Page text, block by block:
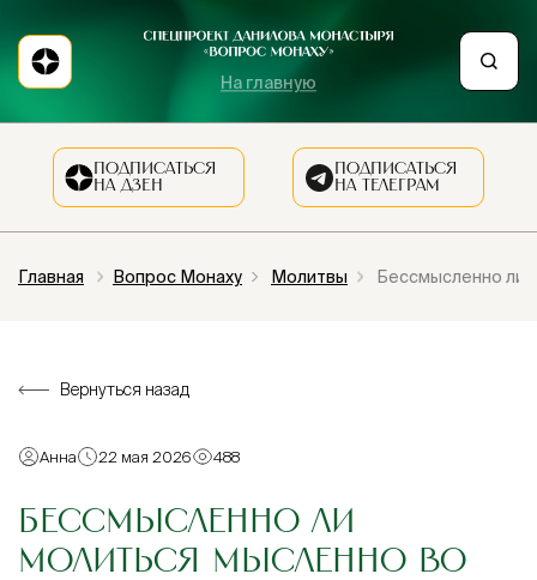
На главную
ПОДПИСАТЬСЯ
НА ДЗЕН
ПОДПИСАТЬСЯ
НА ТЕЛЕГРАМ
Главная Вопрос Монаху Молитвы Бессмысленно ли
Вернуться назад
Анна 22 мая 2026 488
БЕССМЫСЛЕННО ЛИ
МОЛИТЬСЯ МЫСЛЕННО ВО